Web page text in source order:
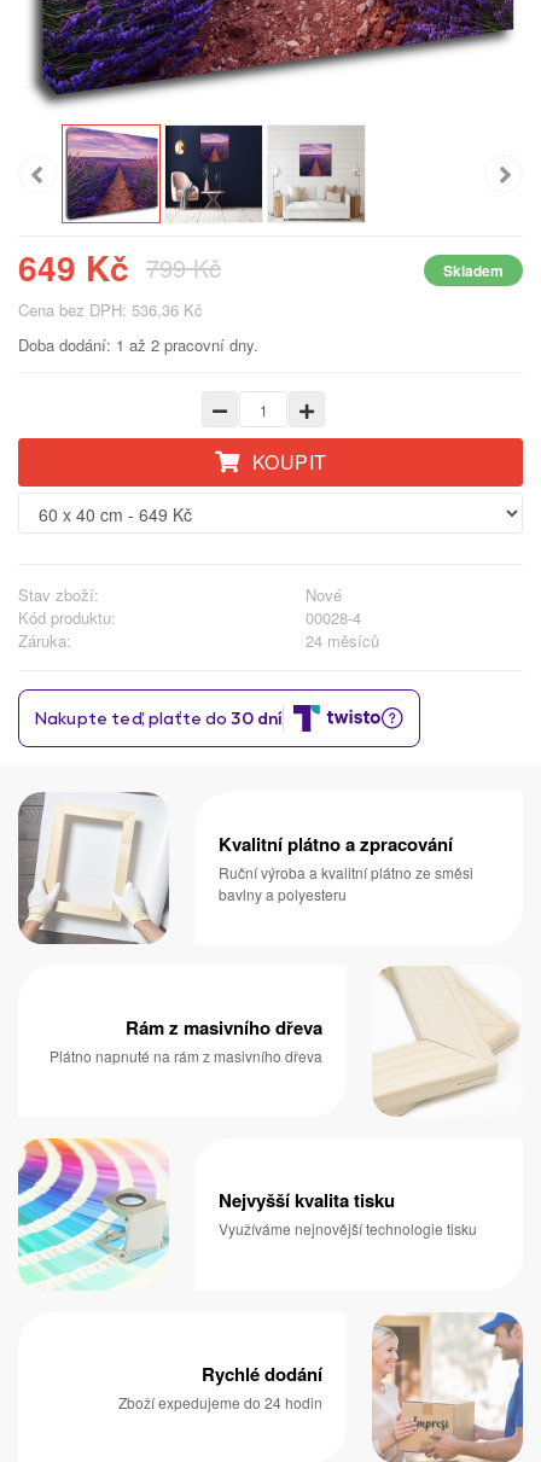
649 Kč 799 Kč Skladem
Cena bez DPH: 536,36 Kč
Doba dodání: 1 až 2 pracovní dny.
KOUPIT
Stav zboží:
Nové
Kód produktu:
00028-4
Záruka:
24 měsíců
Kvalitní plátno a zpracování
Ruční výroba a kvalitní plátno ze směsi
bavlny a polyesteru
Rám z masivního dřeva
Plátno napnuté na rám z masivního dřeva
Nejvyšší kvalita tisku
Využíváme nejnovější technologie tisku
Rychlé dodání
Zboží expedujeme do 24 hodin